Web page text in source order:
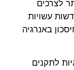
לצרכים
עשויות
באנרגיה
לתקנים